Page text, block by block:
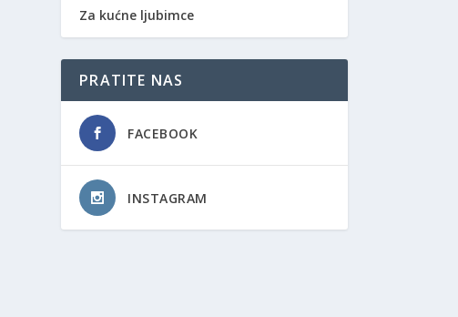
Za kućne ljubimce
PRATITE NAS
FACEBOOK
INSTAGRAM